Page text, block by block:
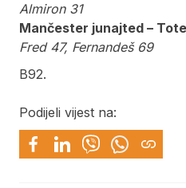
Almiron 31
Mančester junajted –
Fred 47, Fernandeš 69
B92.
Podijeli vijest na: